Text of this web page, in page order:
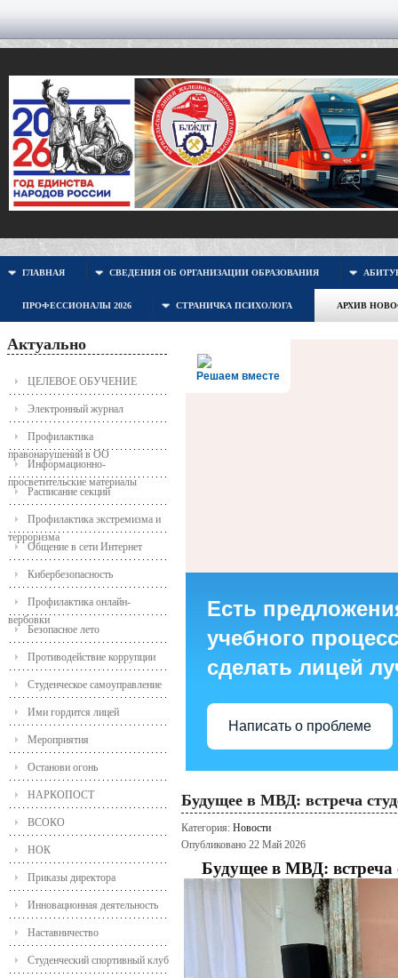
ГЛАВНАЯ СВЕДЕНИЯ ОБ ОРГАНИЗАЦИИ ОБРАЗОВАНИЯ
ПРОФЕССИОНАЛЫ 2026 СТРАНИЧКА ПСИХОЛОГА АРХИВ
Актуально
ЦЕЛЕВОЕ ОБУЧЕНИЕ
Электронный журнал
Профилактика
правонарушений в ОО
Информационно-
просветительские материалы
Расписание секций
Профилактика экстремизма и
терроризма
Общение в сети Интернет
Кибербезопасность
Профилактика онлайн-
вербовки
Безопасное лето
Противодействие коррупции
Студенческое самоуправление
Ими гордится лицей
Мероприятия
Останови огонь
НАРКОПОСТ
ВСОКО
НОК
Приказы директора
Инновационная деятельность
Наставничество
Студенческий спортивный клуб
Решаем вместе
Есть
учебного
сделать лицей
Написать о проблеме
Будущее в МВД: встреча
Категория: Новости
Опубликовано 22 Май 2026
Будущее в МВД: встреча